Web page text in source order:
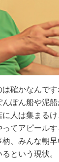
確かなんです
ぽん船や泥
人は集まる
てアピールす
、みんな朝
るという現状